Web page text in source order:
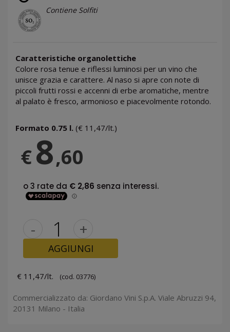
Contiene Solfiti
Caratteristiche organolettiche
Colore rosa tenue e riflessi luminosi per un vino che
unisce grazia e carattere. Al naso si apre con note di
piccoli frutti rossi e accenni di erbe aromatiche, mentre
al palato è fresco, armonioso e piacevolmente rotondo.
Formato 0.75 l. (€ 11,47/lt.)
€8,60
- +
AGGIUNGI
€ 11,47/lt. (cod. 03776)
Commercializzato da: Giordano Vini S.p.A. Viale Abruzzi 94,
20131 Milano - Italia